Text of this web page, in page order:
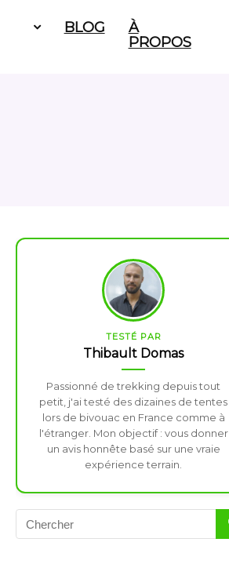
BLOG
À
PROPOS
TESTÉ PAR
Thibault Domas
Passionné de trekking depuis tout
petit, j'ai testé des dizaines de tentes
lors de bivouac en France comme à
l'étranger. Mon objectif : vous donner
un avis honnête basé sur une vraie
expérience terrain.